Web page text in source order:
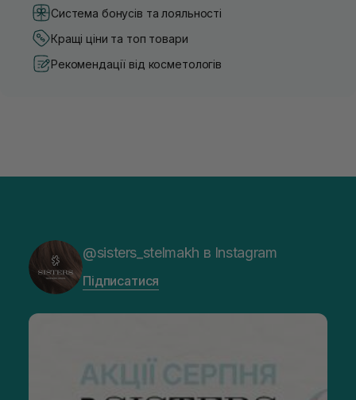
Система бонусів та лояльності
Кращі ціни та топ товари
Рекомендації від косметологів
@sisters_stelmakh в Instagram
Підписатися